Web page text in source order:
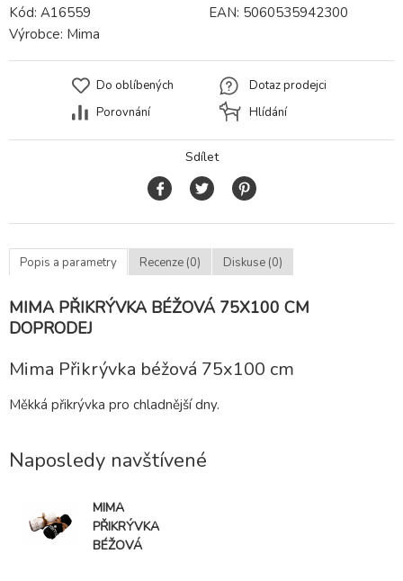
Kód: A16559 EAN: 5060535942300
Výrobce: Mima
Do oblíbených
Porovnání
Dotaz prodejci
Hlídání
Sdílet
Popis a parametry Recenze (0) Diskuse (0)
MIMA PŘIKRÝVKA BÉŽOVÁ 75X100 CM
DOPRODEJ
Mima Přikrývka béžová 75x100 cm
Měkká přikrývka pro chladnější dny.
Naposledy navštívené
MIMA
PŘIKRÝVKA
BÉŽOVÁ